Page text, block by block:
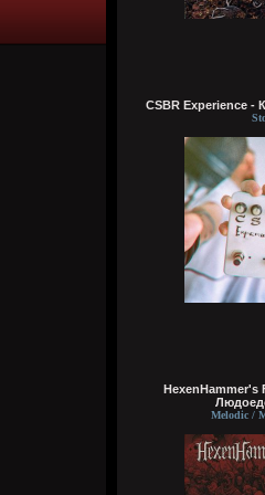
делах. панки
Кукуня
21:36:44
Цитата: Wirtuozik
ещё и вместо
компьют
ты хотел сказать в
быть мозг
Wirtuozik
20:40:37
А если бы мне ещё
вставили мощный
CSBR Experience -
HexenHammer's
Melodic /